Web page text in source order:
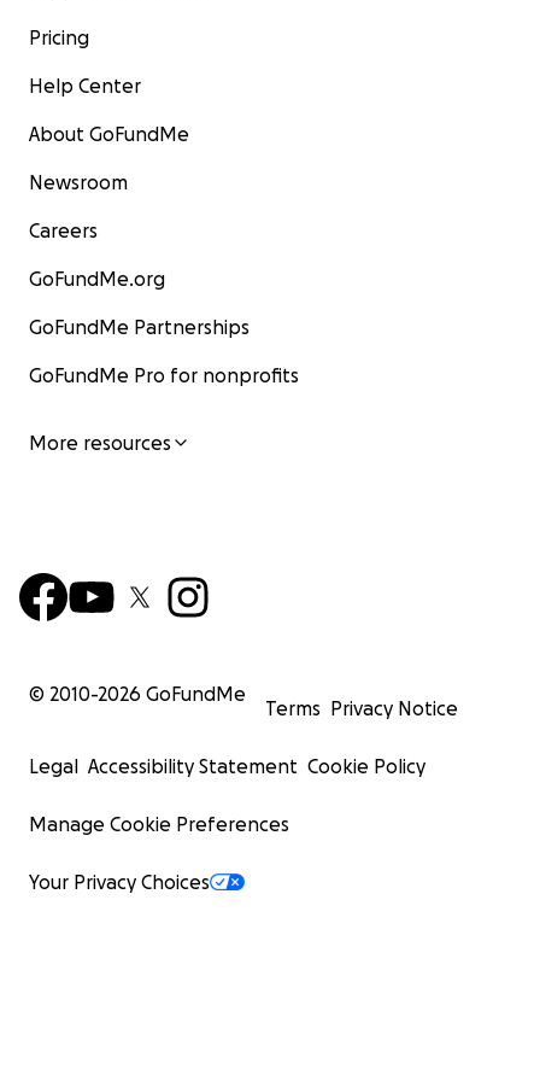
ainsi que pour vers mon autre compétition au
Mexique, le MexiLog Fest que je dois aussi
vagues!
Pricing
Help Center
About GoFundMe
Newsroom
Careers
GoFundMe.org
GoFundMe Partnerships
GoFundMe Pro for nonprofits
More resources
© 2010-2026 GoFundMe
Terms Privacy Notice
Legal Accessibility Statement Cookie Policy
Manage Cookie Preferences
Your Privacy Choices